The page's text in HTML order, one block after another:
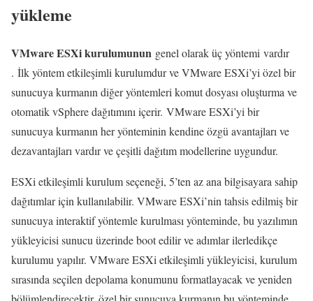
yükleme
VMware ESXi kurulumunun genel olarak üç yöntemi vardır
. İlk yöntem etkileşimli kurulumdur ve VMware ESXi’yi özel bir
sunucuya kurmanın diğer yöntemleri komut dosyası oluşturma ve
otomatik vSphere dağıtımını içerir. VMware ESXi’yi bir
sunucuya kurmanın her yönteminin kendine özgü avantajları ve
dezavantajları vardır ve çeşitli dağıtım modellerine uygundur.
ESXi etkileşimli kurulum seçeneği, 5’ten az ana bilgisayara sahip
dağıtımlar için kullanılabilir. VMware ESXi’nin tahsis edilmiş bir
sunucuya interaktif yöntemle kurulması yönteminde, bu yazılımın
yükleyicisi sunucu üzerinde boot edilir ve adımlar ilerledikçe
kurulumu yapılır. VMware ESXi etkileşimli yükleyicisi, kurulum
sırasında seçilen depolama konumunu formatlayacak ve yeniden